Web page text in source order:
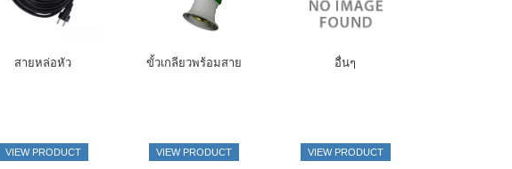
สายหล่อหัว
VIEW PRODUCT
ขั้วเกลียวพร้อมสาย
VIEW PRODUCT
อื่นๆ
VIEW PRODUCT